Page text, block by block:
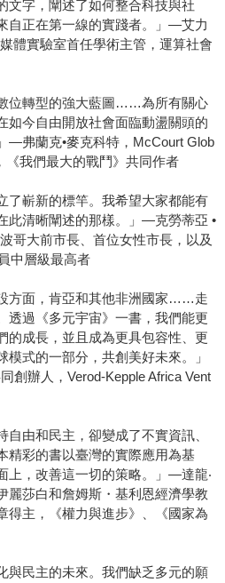
文字，闡述了如何整合科技與社
自正在第一線的實踐者。」—艾力
體實驗室首任學術主管，運算社會
位轉型的強大藍圖……為所有關心
如今自由開放社會面臨動盪關頭的
—弗蘭克•麥克科特，McCourt Glob
《我們最大的戰鬥》共同作者
了嶄新的標竿。我希望大家都能有
此清晰闡述的那樣。」—克勞蒂亞 •
哥大前市長、首位女性市長，以及
中層級最高者
方面，肯亞和其他非洲國家……走
透過《多元宇宙》一書，我們能更
的成長，並且成為更具包容性、更
式的一部分，共創美好未來。」
創辦人，Verod-Kepple Africa Vent
自由和民主，卻變成了不實資訊、
精彩的書以臺灣的實際應用為基
上，改善這一切的策略。」—達龍‧
麗莎白和詹姆斯・基利恩經濟學教
得主，《權力與進步》、《國家為
與民主的未來。我們缺乏多元的願